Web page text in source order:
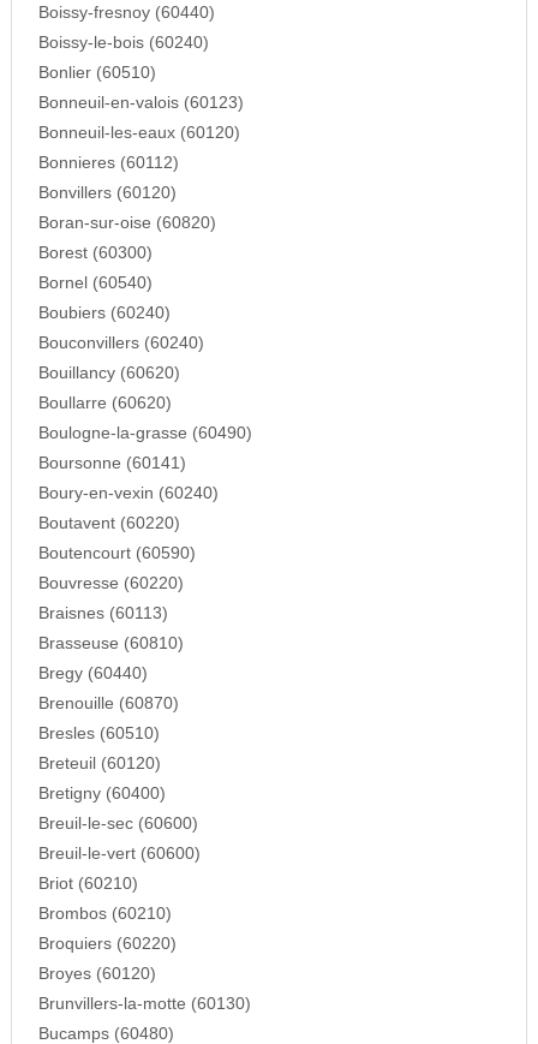
Boissy-fresnoy (60440)
Boissy-le-bois (60240)
Bonlier (60510)
Bonneuil-en-valois (60123)
Bonneuil-les-eaux (60120)
Bonnieres (60112)
Bonvillers (60120)
Boran-sur-oise (60820)
Borest (60300)
Bornel (60540)
Boubiers (60240)
Bouconvillers (60240)
Bouillancy (60620)
Boullarre (60620)
Boulogne-la-grasse (60490)
Boursonne (60141)
Boury-en-vexin (60240)
Boutavent (60220)
Boutencourt (60590)
Bouvresse (60220)
Braisnes (60113)
Brasseuse (60810)
Bregy (60440)
Brenouille (60870)
Bresles (60510)
Breteuil (60120)
Bretigny (60400)
Breuil-le-sec (60600)
Breuil-le-vert (60600)
Briot (60210)
Brombos (60210)
Broquiers (60220)
Broyes (60120)
Brunvillers-la-motte (60130)
Bucamps (60480)